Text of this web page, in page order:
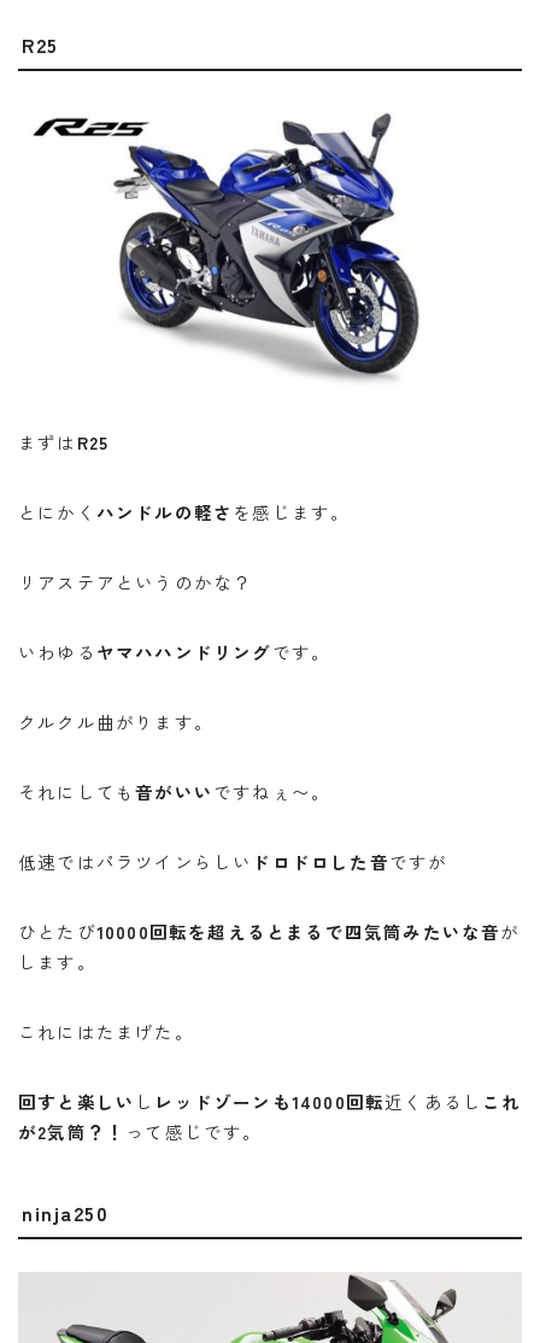
R25
まずは R25
とにかく ハンドルの軽さ を感じます。
リアステアというのかな？
いわゆる ヤマハハンドリングです。
クルクル曲がります。
それにしても音がいいですねぇ〜。
低速ではパラツインらしい ドロドロした音ですが
ひとたび10000回転を超えるとまるで四気筒みたいな音が
します。
これにはたまげた。
回すと楽しい し レッドゾーンも14000回転近くあるし これ
が2気筒？！ って感じです。
ninja250